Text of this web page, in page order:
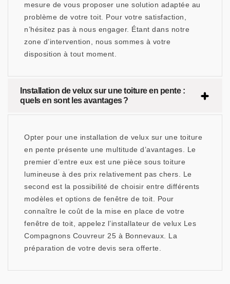
mesure de vous proposer une solution adaptée au
problème de votre toit. Pour votre satisfaction,
n’hésitez pas à nous engager. Étant dans notre
zone d’intervention, nous sommes à votre
disposition à tout moment.
Installation de velux sur une toiture en pente :
quels en sont les avantages ?
Opter pour une installation de velux sur une toiture
en pente présente une multitude d’avantages. Le
premier d’entre eux est une pièce sous toiture
lumineuse à des prix relativement pas chers. Le
second est la possibilité de choisir entre différents
modèles et options de fenêtre de toit. Pour
connaître le coût de la mise en place de votre
fenêtre de toit, appelez l’installateur de velux Les
Compagnons Couvreur 25 à Bonnevaux. La
préparation de votre devis sera offerte.